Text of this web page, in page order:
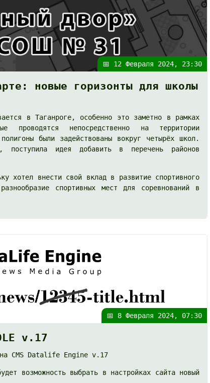
📅 12 Февраля 2024, 23:30
новые горизонты для школы
в Таганроге, особенно это заметно в рамках
проводятся непосредственно на территории
были задействованы вокруг четырёх школ.
поступила идея добавить в перечень районов
хотел внести свой вклад в развитие спортивного
спортивных мест для соревнований в
📅 8 Февраля 2024, 07:30
v.17
на CMS Datalife Engine v.17
возможность выбрать в настройках сайта новый